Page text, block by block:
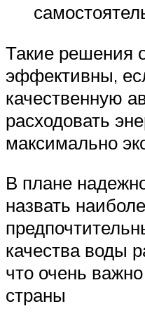
Такие решения
эффективны,
качественную
расходовать
максимально
В плане
назвать
качества воды
что очень
страны